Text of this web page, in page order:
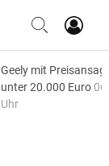
Geely mit
unter 20.000 Euro
Uhr